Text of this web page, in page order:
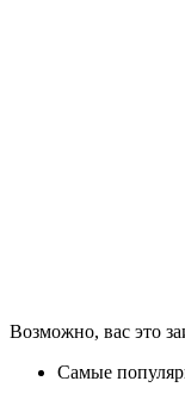
Возможно, вас это
Самые